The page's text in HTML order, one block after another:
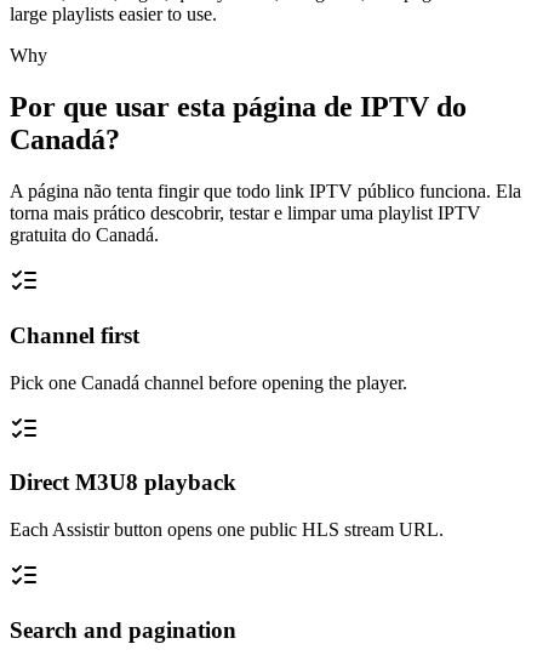
large playlists easier to use.
Why
Por que usar esta página de IPTV do
Canadá?
A página não tenta fingir que todo link IPTV público funciona. Ela
torna mais prático descobrir, testar e limpar uma playlist IPTV
gratuita do Canadá.
Channel first
Pick one Canadá channel before opening the player.
Direct M3U8 playback
Each Assistir button opens one public HLS stream URL.
Search and pagination